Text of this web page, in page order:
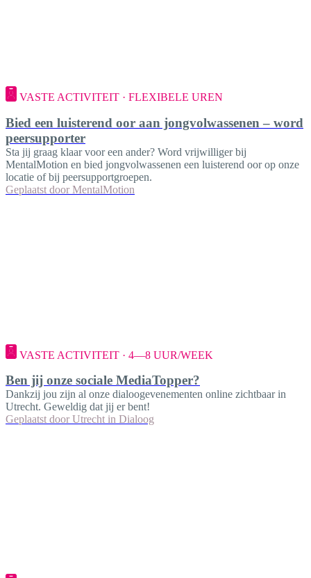
VASTE ACTIVITEIT · FLEXIBELE UREN
Bied een luisterend oor aan jongvolwassenen – word
peersupporter
Sta jij graag klaar voor een ander? Word vrijwilliger bij
MentalMotion en bied jongvolwassenen een luisterend oor op onze
locatie of bij peersupportgroepen.
Geplaatst door MentalMotion
VASTE ACTIVITEIT · 4—8 UUR/WEEK
Ben jij onze sociale MediaTopper?
Dankzij jou zijn al onze dialoogevenementen online zichtbaar in
Utrecht. Geweldig dat jij er bent!
Geplaatst door Utrecht in Dialoog